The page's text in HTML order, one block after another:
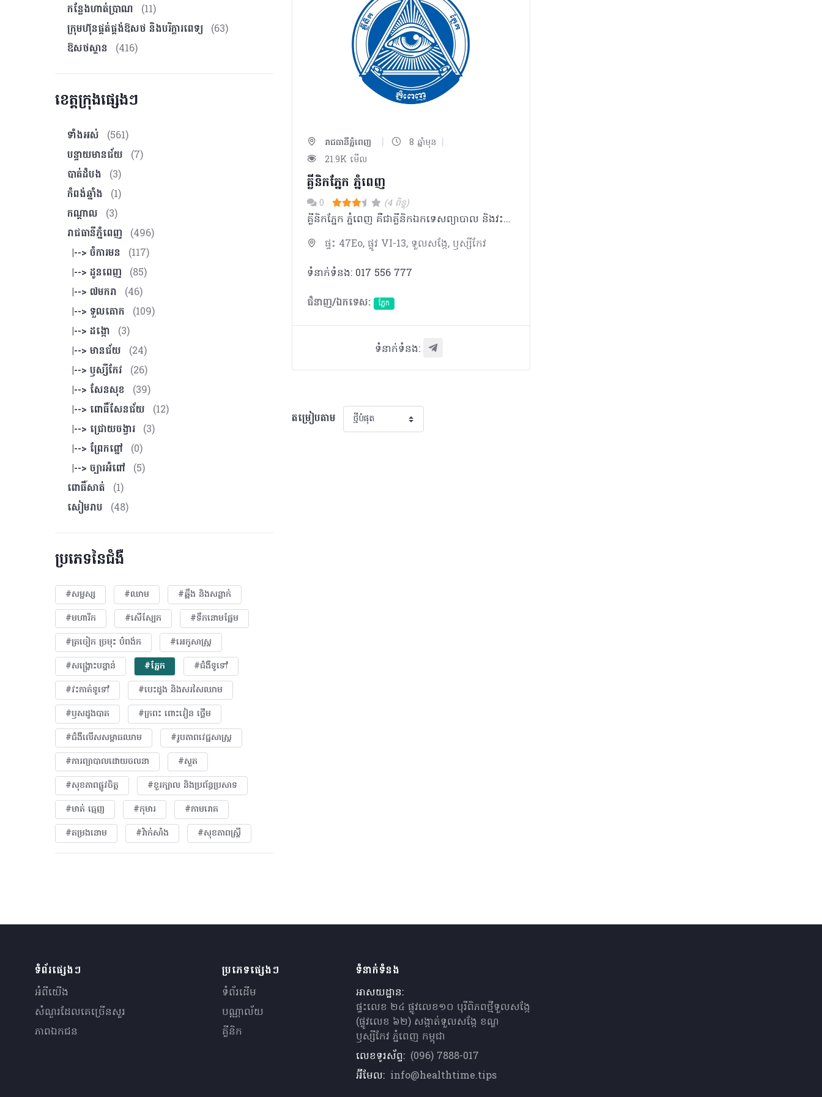
កន្លែងហាត់ប្រាណ
(11)
ក្រុមហ៊ុនផ្គត់ផ្គង់ឱសថ និងបរិក្ខារពេទ្យ (63)
ឱសថស្ថាន
(416)
ខេត្តក្រុងផ្សេងៗ
ទាំងអស់
(561)
បន្ទាយមានជ័យ
(7)
បាត់ដំបង
(3)
កំពង់ឆ្នាំង
(1)
កណ្ដាល
(3)
រាជធានីភ្នំពេញ
(496)
|--> ចំការមន
(117)
|--> ដូនពេញ
(85)
|--> ៧មករា
(46)
|--> ទួលគោក
(109)
|--> ដង្កោ
(3)
|--> មានជ័យ
(24)
|--> ឫស្សីកែវ
(26)
|--> សែនសុខ
(39)
|--> ពោធិ៍សែនជ័យ
(12)
|--> ជ្រោយចង្វារ (3)
|--> ព្រែកព្នៅ
(0)
|--> ច្បារអំពៅ
(5)
ពោធិ៍សាត់
(1)
សៀមរាប
(48)
ប្រភេទនៃជំងឺ
#សម្ផស្ស #ឈាម
#ឆ្អឹង និងសន្លាក់
#មហារីក​
#សើស្បែក
#ទឹកនោមផ្អែម
#ត្រចៀក ច្រមុះ បំពង់ក
#អេកូសាស្រ្ត
#សង្គ្រោះបន្ទាន់
#ភ្នែក​
#ជំងឺទូទៅ
#វះកាត់ទូទៅ
#បេះដូង​ និងសរសៃឈាម
#ឫសដូងបាត
#ក្រពះ ពោះវៀន ថ្លើម
#ជំងឺលើសសម្ពាធឈាម
#​រូបភាពវេជ្ជសាស្រ្ត
#ការព្យាបាលដោយ​ចលនា
#សួត
#សុខភាពផ្លូវចិត្ត
#ខួរក្បាល និងប្រព័ន្ធប្រសាទ
#មាត់ ធ្មេញ
#កុមារ
#កាមរោគ
#តម្រងនោម
#វ៉ាក់សាំង #សុខភាពស្រ្តី
រាជធានីភ្នំពេញ | 8 ឆ្នាំមុន |
21.9K មើល
គ្លីនិកភ្នែក ភ្នំពេញ
0 (4 ពិន្ទុ)
គ្លីនិកភ្នែក ភ្នំពេញ គឺជាគ្លីនិកឯកទេសព្យាបាល និងវះកាត់ភ្នែក ហើយក៏ជាមជ្ឈមណ្ឌល ព្យាបាលជំងឺទឺកដក់ដំបូងគេនៅក្នុងប្រទេស។ យើងផ្តោត សំខាន់លើការផ្តល់សេវាល្អដល់អតិថិជន ដោយតម្លៃសមរម្យ និងមានការយកចិត្តទុកដាក់ខ្ពស់។
ផ្ទះ 47Eo, ផ្លូវ VI-13, ទួលសង្កែ, ឫស្សីកែវ
ទំនាក់ទំនង: 017 556 777
ជំនាញ/ឯកទេស:
ភ្នែក​
ទំនាក់ទំនង:
តម្រៀបតាម
ទំព័រផ្សេងៗ
អំពីយើង
សំណួរ​ដែលគេ​ច្រើន​សួរ
ភាពឯកជន
ប្រភេទផ្សេងៗ
ទំព័រដើម
បណ្ណាល័យ
គ្លីនិក
ទំនាក់ទំនង
អាសយដ្ឋាន:
ផ្ទះលេខ ២៤ ផ្លូវលេខ១០ បុរីពិភពថ្មីទួលសង្កែ
(ផ្លូវលេខ ៦២) សង្កាត់ទួលសង្កែ ខណ្ឌ
ឫស្សីកែវ ភ្នំពេញ កម្ពុជា
លេខទូរស័ព្ទ: (096) 7888-017
អ៊ីមែល: info@healthtime.tips